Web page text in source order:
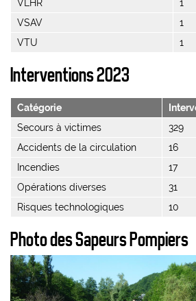
VLHR
1
VSAV
1
VTU
1
Interventions 2023
Catégorie
Secours à victimes
329
Accidents de la circulation
16
Incendies
17
Opérations diverses
31
Risques technologiques
10
Photo des Sapeurs Pompiers